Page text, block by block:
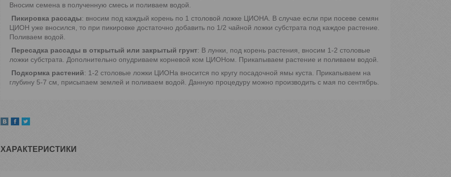
Вносим семена в полученную смесь и поливаем водой.
Пикировка рассады: вносим под каждый корень по 1 столовой ложке ЦИОНА. В случае если при посеве семян
ЦИОН уже вносился, то при пикировке достаточно добавить по 1/2 чайной ложки субстрата под каждое растение.
Поливаем водой.
Пересадка рассады в открытый или закрытый грунт: В лунки, под корень растения, вносим 1-2 столовые
ложки субстрата. Дополнительно опудриваем корневой ком ЦИОНом. Прикапываем растение и поливаем водой.
Подкормка растений: 1-2 столовые ложки ЦИОНа вносится по кругу посадочной ямы куста. Прикапываем на
глубину 5-7 см, присыпаем землей и поливаем водой. Данную процедуру можно производить с мая по сентябрь.
ХАРАКТЕРИСТИКИ